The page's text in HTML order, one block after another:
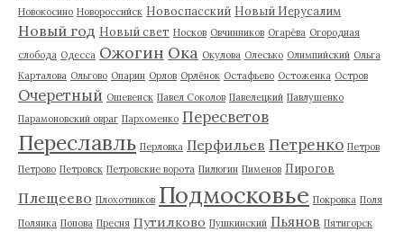
Новокосино Новороссийск Новоспасский Новый Иерусалим
Новый год Новый свет Носков Овчинников Огарёва Огородная
слобода Одесса Ожогин Ока Окулова Олесько Олимпийский Ольга
Карталова Ольгово Опарин Орлов Орлёнок Остафьево Остоженка Остров
Очеретный Ошевенск Павел Соколов Павелецкий Павлушенко
Парамоновский овраг Пархоменко Пересветов
Переславль Перловка Перфильев Петренко Петров
Петрово Петровск Петровские ворота Пилюгин Пименов Пирогов
Плещеево Плохотников Подмосковье Покровка Поля
Полянка Попова Пресня Путилково Пушкинский Пьянов Пятигорск